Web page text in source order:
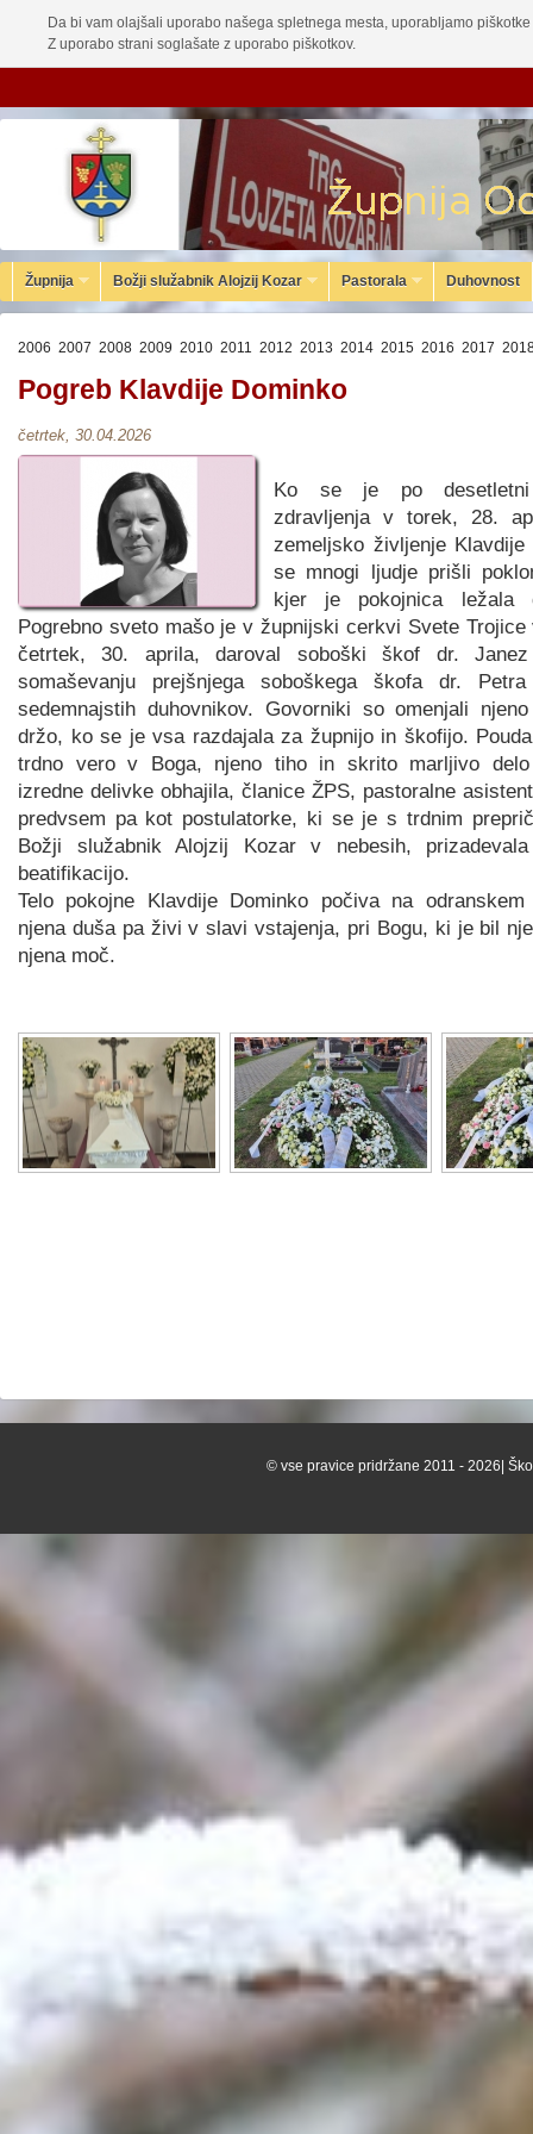
Da bi vam olajšali uporabo našega spletnega mesta, uporabljamo
Z uporabo strani soglašate z uporabo piškotkov.
Župnija Božji služabnik Alojzij Kozar Pastorala Duhovnost
2006 2007 2008 2009 2010 2011 2012 2013 2014 2015 2016 2017
Pogreb Klavdije Dominko
četrtek, 30.04.2026
Ko se je po
zdravljenja v torek, 28.
zemeljsko življenje Klavdije
se mnogi ljudje prišli
kjer je pokojnica ležala
Pogrebno sveto mašo je v župnijski cerkvi Svete
četrtek, 30. aprila, daroval soboški škof dr.
somaševanju prejšnjega soboškega škofa dr.
sedemnajstih duhovnikov. Govorniki so omenjali
držo, ko se je vsa razdajala za župnijo in škofijo.
trdno vero v Boga, njeno tiho in skrito marljivo delo
izredne delivke obhajila, članice ŽPS, pastoralne
predvsem pa kot postulatorke, ki se je s trdnim
Božji služabnik Alojzij Kozar v nebesih,
beatifikacijo.
Telo pokojne Klavdije Dominko počiva na odranskem
njena duša pa živi v slavi vstajenja, pri Bogu, ki je bil
njena moč.
© vse pravice pridržane 2011 - 2026|